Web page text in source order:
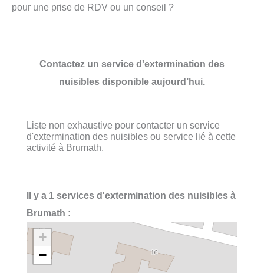
pour une prise de RDV ou un conseil ?
Contactez un service d'extermination des
nuisibles disponible aujourd’hui.
Liste non exhaustive pour contacter un service
d'extermination des nuisibles ou service lié à cette
activité à Brumath.
Il y a 1 services d'extermination des nuisibles à
Brumath :
+
−